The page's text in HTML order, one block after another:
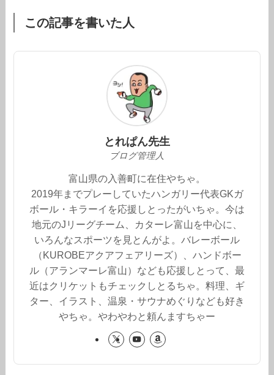
この記事を書いた人
とれぱん先生
ブログ管理人
富山県の入善町に在住やちゃ。
2019年までプレーしていたハンガリー代表GKガ
ボール・キラーイを応援しとったがいちゃ。今は
地元のJリーグチーム、カターレ富山を中心に、
いろんなスポーツを見とんがよ。バレーボール
（KUROBEアクアフェアリーズ）、ハンドボー
ル（アランマーレ富山）なども応援しとって、最
近はクリケットもチェックしとるちゃ。料理、ギ
ター、イラスト、温泉・サウナめぐりなども好き
やちゃ。やわやわと頼んますちゃー